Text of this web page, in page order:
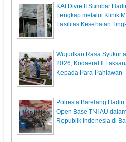
KAI Divre II Sumbar
Lengkap melalui Klinik
Fasilitas Kesehatan
Wujudkan Rasa Syukur
2026, Kodaeral ll
Kepada Para Pahlawan
Polresta Barelang
Open Base TNI AU
Republik Indonesia di